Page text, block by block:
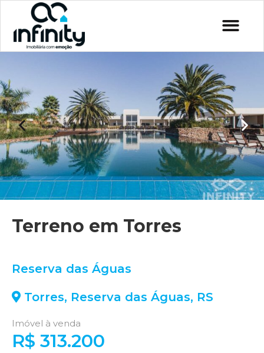
Terreno em Torres
Reserva das Águas
Torres, Reserva das Águas, RS
Imóvel à venda
R$ 313.200